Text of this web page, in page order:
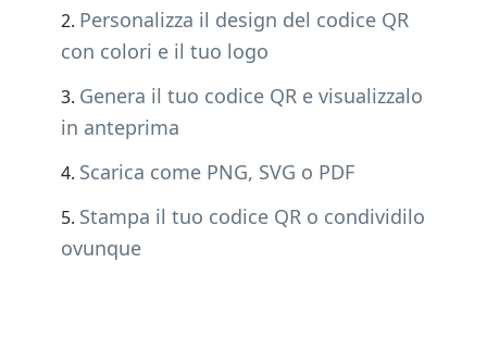
Personalizza il design del codice QR
con colori e il tuo logo
Genera il tuo codice QR e visualizzalo
in anteprima
Scarica come PNG, SVG o PDF
Stampa il tuo codice QR o condividilo
ovunque